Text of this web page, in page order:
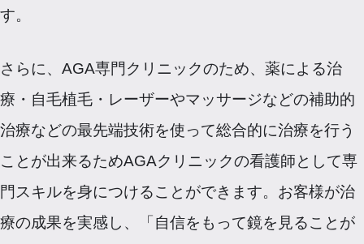
す。
さらに、AGA専門クリニックのため、薬による治
療・自毛植毛・レーザーやマッサージなどの補助的
治療などの最先端技術を使って総合的に治療を行う
ことが出来るためAGAクリニックの看護師として専
門スキルを身につけることができます。お客様が治
療の成果を実感し、「自信をもって鏡を見ることが